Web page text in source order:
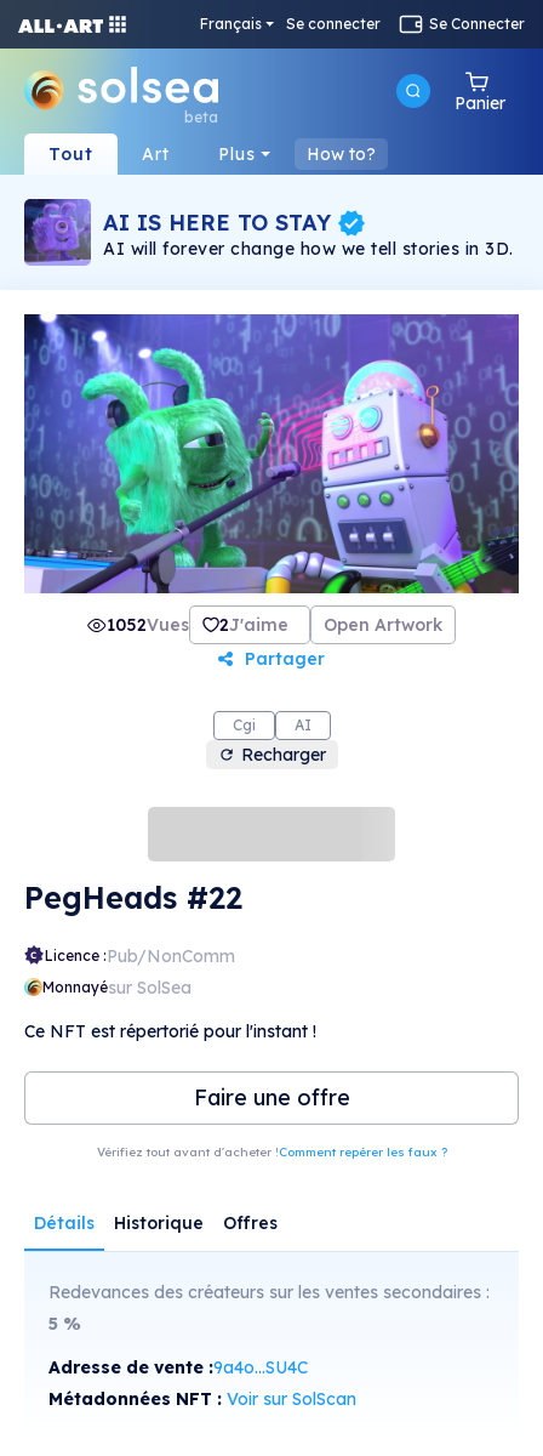
Français Se connecter Se Connecter
beta
Panier
Tout Art Plus How to?
AI IS HERE TO STAY
AI will forever change how we tell stories in 3D.
1052Vues 2J'aime
Open Artwork
Partager
Cgi AI
Recharger
PegHeads #22
Licence :Pub/NonComm
Monnayésur SolSea
Ce NFT est répertorié pour l'instant !
Faire une offre
Vérifiez tout avant d'acheter !Comment repérer les faux ?
Détails Historique Offres
Redevances des créateurs sur les ventes secondaires :
5 %
Adresse de vente :9a4o...SU4C
Métadonnées NFT : Voir sur SolScan